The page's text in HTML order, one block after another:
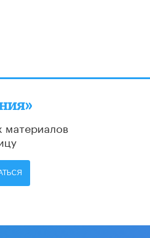
материалов